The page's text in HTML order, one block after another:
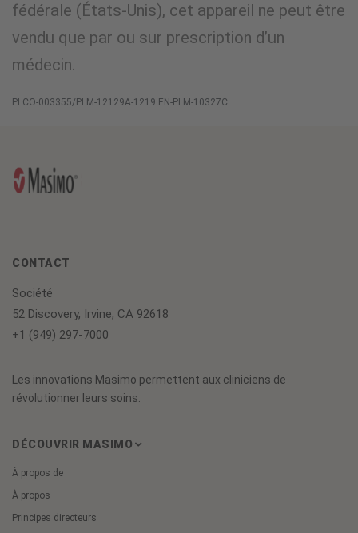
fédérale (États-Unis), cet appareil ne peut être
vendu que par ou sur prescription d’un
médecin.
PLCO-003355/PLM-12129A-1219 EN-PLM-10327C
CONTACT
Société
52 Discovery, Irvine, CA 92618
+1 (949) 297-7000
Les innovations Masimo permettent aux cliniciens de
révolutionner leurs soins.
DÉCOUVRIR MASIMO
À propos de
À propos
Principes directeurs